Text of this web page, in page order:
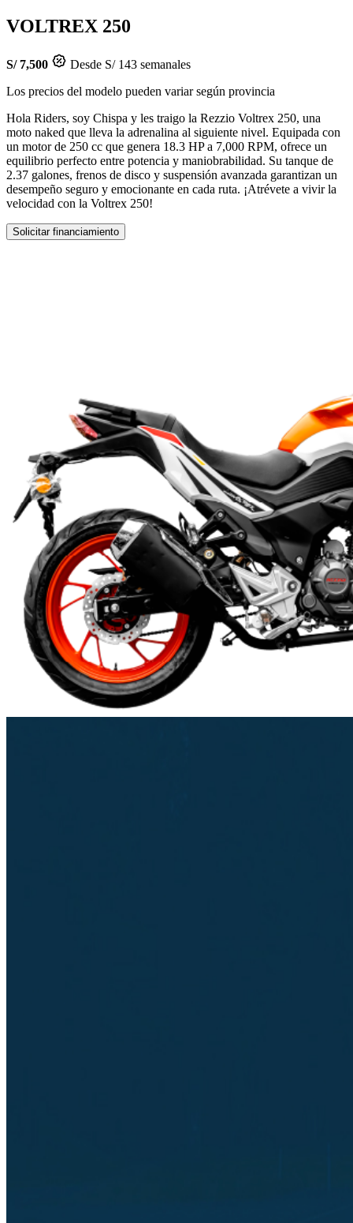
VOLTREX 250
S/ 7,500
Desde S/ 143 semanales
Los precios del modelo pueden variar según provincia
Hola Riders, soy Chispa y les traigo la Rezzio Voltrex 250, una
moto naked que lleva la adrenalina al siguiente nivel. Equipada con
un motor de 250 cc que genera 18.3 HP a 7,000 RPM, ofrece un
equilibrio perfecto entre potencia y maniobrabilidad. Su tanque de
2.37 galones, frenos de disco y suspensión avanzada garantizan un
desempeño seguro y emocionante en cada ruta. ¡Atrévete a vivir la
velocidad con la Voltrex 250!
Solicitar financiamiento